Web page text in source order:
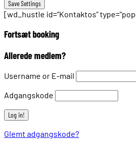
[wd_hustle id="Kontaktos"
Fortsæt booking
Allerede medlem?
Username or E-mail
Adgangskode
Glemt adgangskode?